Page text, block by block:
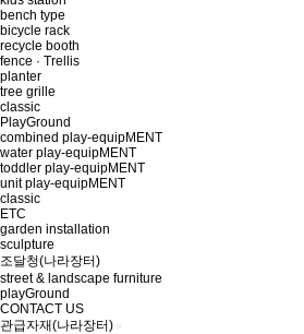
bench type
bicycle rack
recycle booth
fence · Trellis
planter
tree grille
classic
PlayGround
combined play-equipMENT
water play-equipMENT
toddler play-equipMENT
unit play-equipMENT
classic
ETC
garden installation
sculpture
조달청(나라장터)
street & landscape furniture
playGround
CONTACT US
관급자재(나라장터)